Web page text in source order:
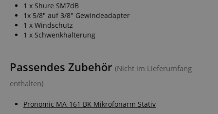
1 x Shure SM7dB
1x 5/8" auf 3/8" Gewindeadapter
1 x Windschutz
1 x Schwenkhalterung
Passendes Zubehör (Nicht im Lieferumfang
enthalten)
Pronomic MA-161 BK Mikrofonarm Stativ